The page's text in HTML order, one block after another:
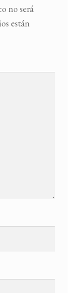
no será
están